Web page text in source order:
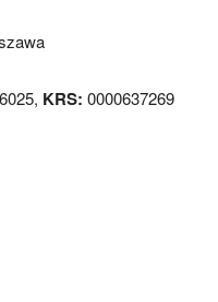
KRS: 0000637269